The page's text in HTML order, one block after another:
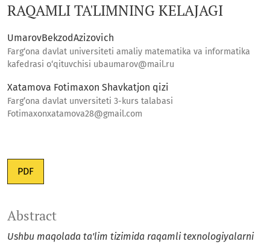
RAQAMLI TA'LIMNING KELAJAGI
UmarovBekzodAzizovich
Farg‘ona davlat universiteti amaliy matematika va informatika
kafedrasi o‘qituvchisi ubaumarov@mail.ru
Xatamova Fotimaxon Shavkatjon qizi
Farg’ona davlat unversiteti 3-kurs talabasi
Fotimaxonxatamova28@gmail.com
PDF
Abstract
Ushbu maqolada ta'lim tizimida raqamli texnologiyalarni